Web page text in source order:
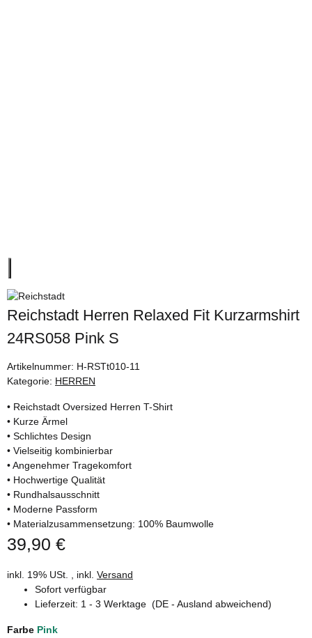
Reichstadt Herren Relaxed Fit Kurzarmshirt
24RS058 Pink S
Artikelnummer: H-RSTt010-11
Kategorie: HERREN
• Reichstadt Oversized Herren T-Shirt
• Kurze Ärmel
• Schlichtes Design
• Vielseitig kombinierbar
• Angenehmer Tragekomfort
• Hochwertige Qualität
• Rundhalsausschnitt
• Moderne Passform
• Materialzusammensetzung: 100% Baumwolle
39,90 €
inkl. 19% USt. , inkl. Versand
Sofort verfügbar
Lieferzeit: 1 - 3 Werktage (DE - Ausland abweichend)
Farbe Pink